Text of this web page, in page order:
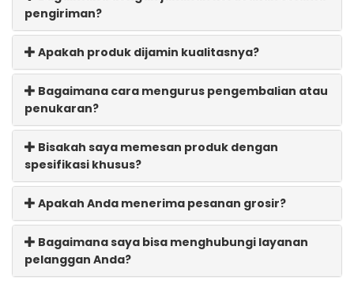
pengiriman?
Apakah produk dijamin kualitasnya?
Bagaimana cara mengurus pengembalian atau
penukaran?
Bisakah saya memesan produk dengan
spesifikasi khusus?
Apakah Anda menerima pesanan grosir?
Bagaimana saya bisa menghubungi layanan
pelanggan Anda?